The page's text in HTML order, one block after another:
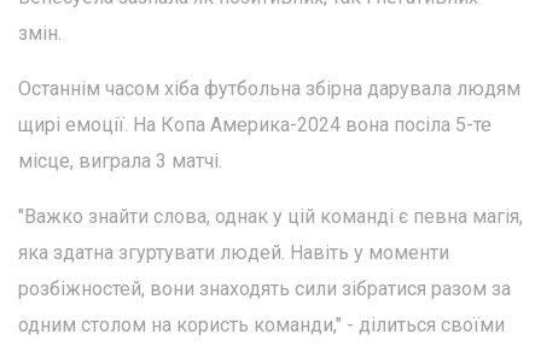
змін.
Останнім часом хіба футбольна збірна дарувала людям
щирі емоції. На Копа Америка-2024 вона посіла 5-те
місце, виграла 3 матчі.
"Важко знайти слова, однак у цій команді є певна магія,
яка здатна згуртувати людей. Навіть у моменти
розбіжностей, вони знаходять сили зібратися разом за
одним столом на користь команди," - ділиться своїми